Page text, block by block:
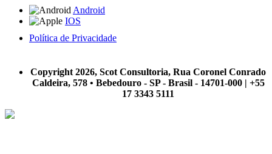
Android
IOS
Política de Privacidade
Copyright 2026, Scot Consultoria, Rua Coronel Conrado
Caldeira, 578 • Bebedouro - SP - Brasil - 14701-000 | +55
17 3343 5111